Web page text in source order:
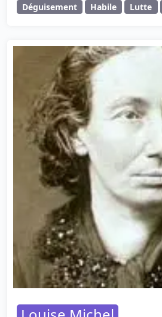
Déguisement Habile Lutte